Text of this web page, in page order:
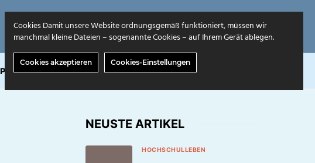
PRINT AUSGABEN ÜBER UNS
NEUSTE ARTIKEL
HOCHSCHULLEBEN
Cookies Damit unsere Website ordnungsgemäß funktioniert, müssen wir
manchmal kleine Dateien – sogenannte Cookies – auf Ihrem Gerät ablegen.
Cookies akzeptieren Cookies-Einstellungen